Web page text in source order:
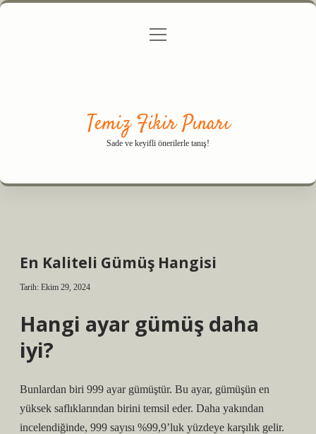
Gizlilik Politikası
menüyü
Temiz Fikir Pınarı
Sade ve keyifli önerilerle tanış!
En Kaliteli Gümüş Hangisi
Tarih: Ekim 29, 2024
Hangi ayar gümüş daha
iyi?
Bunlardan biri 999 ayar gümüştür. Bu ayar, gümüşün en
yüksek saflıklarından birini temsil eder. Daha yakından
incelendiğinde, 999 sayısı %99,9’luk yüzdeye karşılık gelir.